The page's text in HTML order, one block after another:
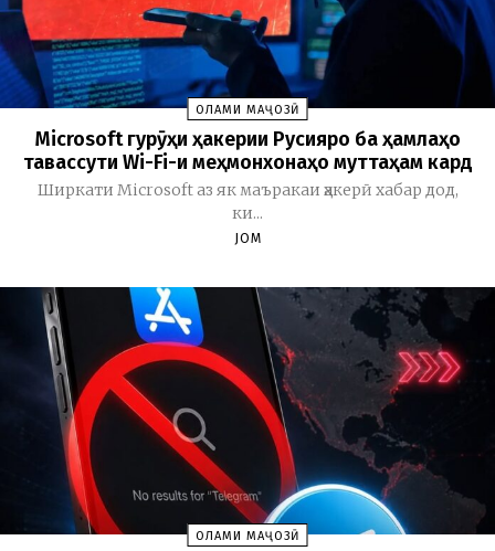
ОЛАМИ МАҶОЗӢ
Microsoft гурӯҳи ҳакерии Русияро ба ҳамлаҳо
тавассути Wi-Fi-и меҳмонхонаҳо муттаҳам кард
Ширкати Microsoft аз як маъракаи ҳакерӣ хабар дод,
ки...
JOM
ОЛАМИ МАҶОЗӢ